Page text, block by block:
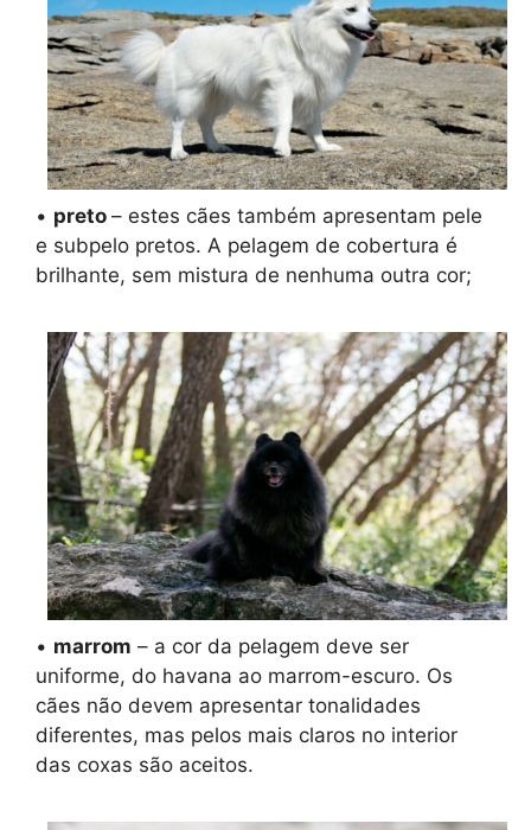
• preto – estes cães também apresentam pele
e subpelo pretos. A pelagem de cobertura é
brilhante, sem mistura de nenhuma outra cor;
• marrom – a cor da pelagem deve ser
uniforme, do havana ao marrom-escuro. Os
cães não devem apresentar tonalidades
diferentes, mas pelos mais claros no interior
das coxas são aceitos.